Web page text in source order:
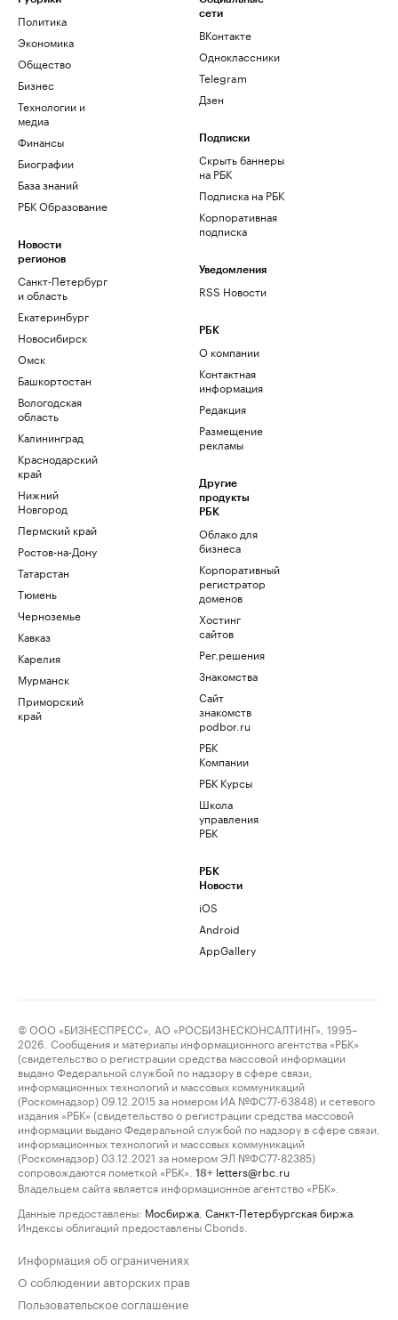
Политика
Экономика
Общество
Бизнес
Технологии и
медиа
Финансы
Биографии
База знаний
РБК Образование
Новости
регионов
Санкт-Петербург
и область
Екатеринбург
Новосибирск
Омск
Башкортостан
Вологодская
область
Калининград
Краснодарский
край
Нижний
Новгород
Пермский край
Ростов-на-Дону
Татарстан
Тюмень
Черноземье
Кавказ
Карелия
Мурманск
Приморский
край
сети
ВКонтакте
Одноклассники
Telegram
Дзен
Подписки
Скрыть баннеры
на РБК
Подписка на РБК
Корпоративная
подписка
Уведомления
RSS Новости
РБК
О компании
Контактная
информация
Редакция
Размещение
рекламы
Другие
продукты
РБК
Облако для
бизнеса
Корпоративный
регистратор
доменов
Хостинг
сайтов
Рег.решения
Знакомства
Сайт
знакомств
podbor.ru
РБК
Компании
РБК Курсы
Школа
управления
РБК
РБК
Новости
iOS
Android
AppGallery
© ООО «БИЗНЕСПРЕСС», АО «РОСБИЗНЕСКОНСАЛТИНГ», 1995–
2026. Сообщения и материалы информационного агентства «РБК»
(свидетельство о регистрации средства массовой информации
выдано Федеральной службой по надзору в сфере связи,
информационных технологий и массовых коммуникаций
(Роскомнадзор) 09.12.2015 за номером ИА №ФС77-63848) и сетевого
издания «РБК» (свидетельство о регистрации средства массовой
информации выдано Федеральной службой по надзору в сфере связи,
информационных технологий и массовых коммуникаций
(Роскомнадзор) 03.12.2021 за номером ЭЛ №ФС77-82385)
сопровождаются пометкой «РБК».
18+ letters@rbc.ru
Владельцем сайта является информационное агентство «РБК».
Данные предоставлены: Мосбиржа Санкт-Петербургская биржа
Индексы облигаций предоставлены Cbonds.
Информация об ограничениях
О соблюдении авторских прав
Пользовательское соглашение